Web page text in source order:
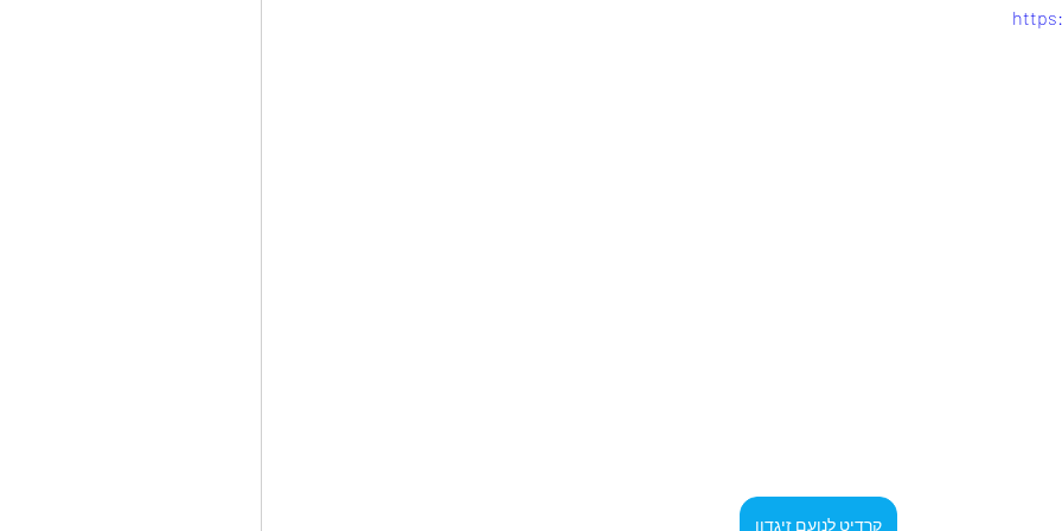
קרדיט לנועם זיגדון